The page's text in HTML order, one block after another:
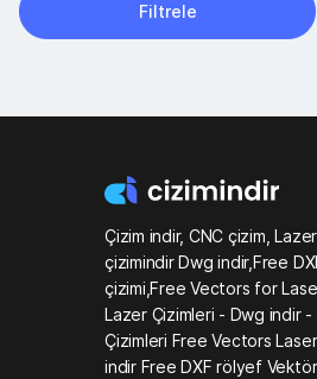
Filtrele
Çizim indir, CNC çizim,
çizimindir Dwg indir,Free
çizimi,Free Vectors for
Lazer Çizimleri - Dwg indir
Çizimleri Free Vectors
indir Free DXF rölyef